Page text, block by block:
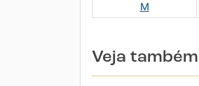
M
Veja